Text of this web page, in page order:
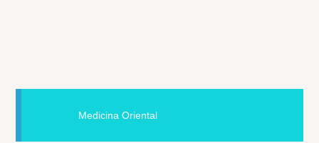
Medicina Oriental